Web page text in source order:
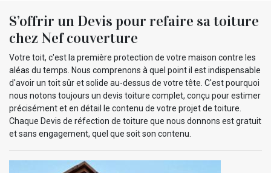
S’offrir un Devis pour refaire sa toiture
chez Nef couverture
Votre toit, c'est la première protection de votre maison contre les
aléas du temps. Nous comprenons à quel point il est indispensable
d'avoir un toit sûr et solide au-dessus de votre tête. C'est pourquoi
nous notons toujours un devis toiture complet, conçu pour estimer
précisément et en détail le contenu de votre projet de toiture.
Chaque Devis de réfection de toiture que nous donnons est gratuit
et sans engagement, quel que soit son contenu.